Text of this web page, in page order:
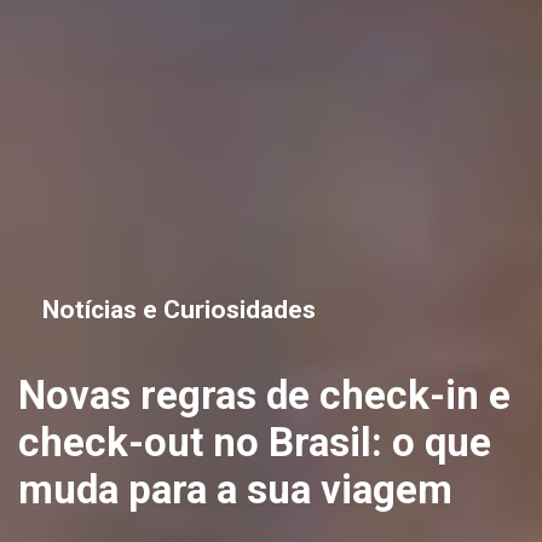
Notícias e Curiosidades
Novas regras de check-in e
check-out no Brasil: o que
muda para a sua viagem
Bourbon Cataratas: o “Hotel
da Turma da Mônica” que
encanta famílias e cria
memórias inesquecíveis
Destaques
Checklist definitivo para
uma viagem acessível com
crianças autistas
Passeios
Necroturismo: conheça o
misterioso e inusitado
roteiro turístico dos
cemitérios